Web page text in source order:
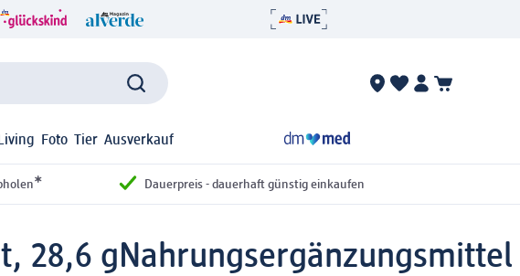
Foto Tier Ausverkauf
* Dauerpreis - dauerhaft günstig einkaufen
28,6 gNahrungsergänzungsmittel